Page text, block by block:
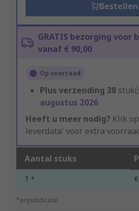
Bestellen
GRATIS bezorging voor
vanaf € 90,00
Op voorraad
Plus verzending 38
augustus 2026
Heeft u meer nodig? Klik
leverdata' voor extra
Aantal stuks
1 +
*prijsindicatie